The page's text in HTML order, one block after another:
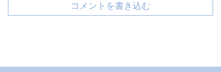
コメントを書き込む